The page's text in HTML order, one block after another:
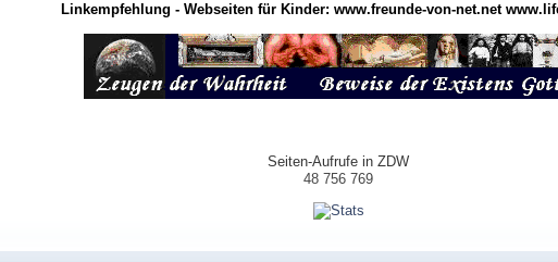
Linkempfehlung - Webseiten für Kinder: www.freunde-von-net.net
Seiten-Aufrufe in ZDW
48 756 769